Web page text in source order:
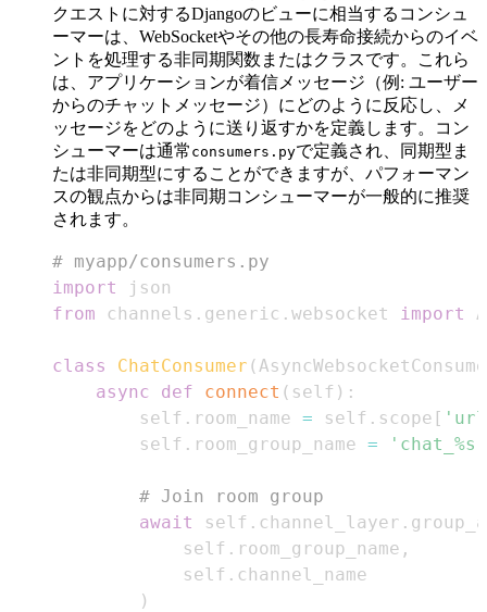
クエストに対するDjangoのビューに相当するコンシュ
ーマーは、WebSocketやその他の長寿命接続からのイベ
ントを処理する非同期関数またはクラスです。これら
は、アプリケーションが着信メッセージ（例: ユーザー
からのチャットメッセージ）にどのように反応し、メ
ッセージをどのように送り返すかを定義します。コン
シューマーは通常 consumers.pyで定義され、同期型ま
たは非同期型にすることができますが、パフォーマン
スの観点からは非同期コンシューマーが一般的に推奨
されます。
# myapp/consumers.py
import
from channels . generic . websocket import
class ChatConsumer (
async
def connect ( self ) :
        self
. room_name = self . scope [
        self
. room_group_name = 'chat_%s'
# Join room group
await
self . channel_layer .
            self
. room_group_name ,
            self
.
)